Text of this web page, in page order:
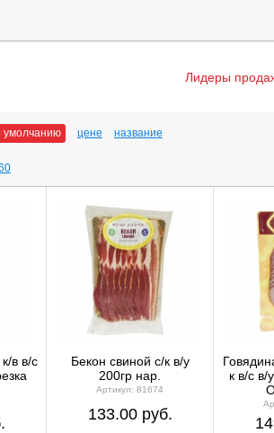
Лидеры
умолчанию цене название
в в/с
Бекон свиной с/к в/у
200гр нар.
Артикул: 81674
133.00 руб.
к в/с в/